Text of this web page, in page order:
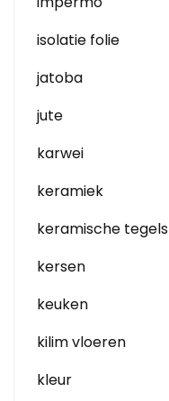
isolatie folie
jatoba
jute
karwei
keramiek
keramische tegels
kersen
keuken
kilim vloeren
kleur